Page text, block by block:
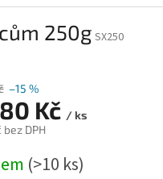
250g SX250
–15 %
Kč / ks
bez DPH
(>10 ks)